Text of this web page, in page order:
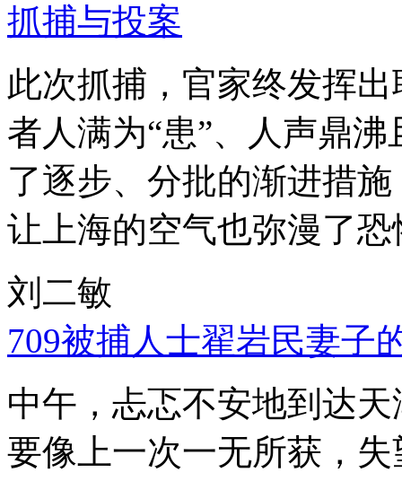
抓捕与投案
此次抓捕，官家终发挥
者人满为“患”、人声鼎
了逐步、分批的渐进措
让上海的空气也弥漫了
刘二敏
709被捕人士翟岩民妻子
中午，忐忑不安地到达
要像上一次一无所获，